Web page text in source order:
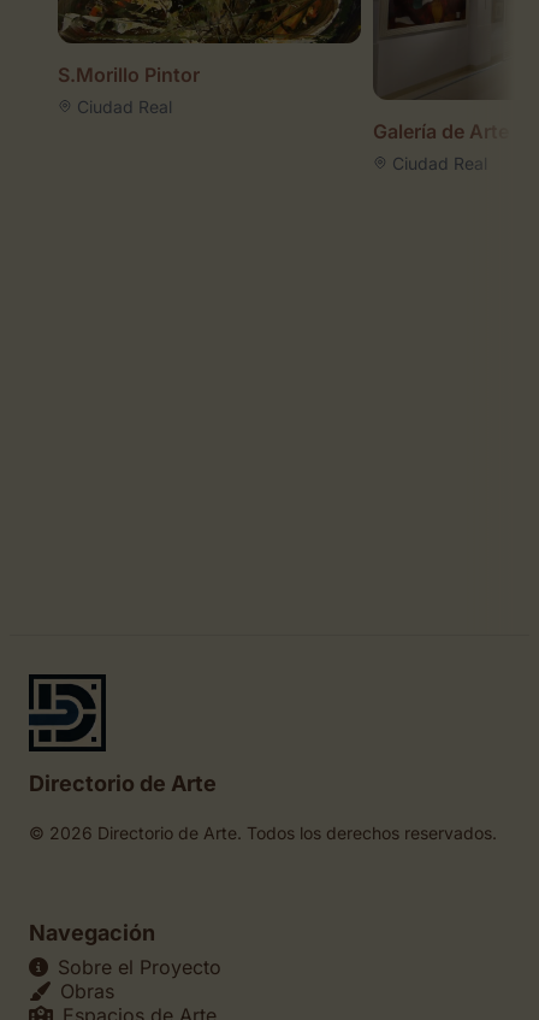
S.Morillo Pintor
Ciudad Real
Galería de Arte
Ciudad Real
Directorio de Arte
© 2026 Directorio de Arte. Todos los derechos reservados.
Navegación
Sobre el Proyecto
Obras
Espacios de Arte